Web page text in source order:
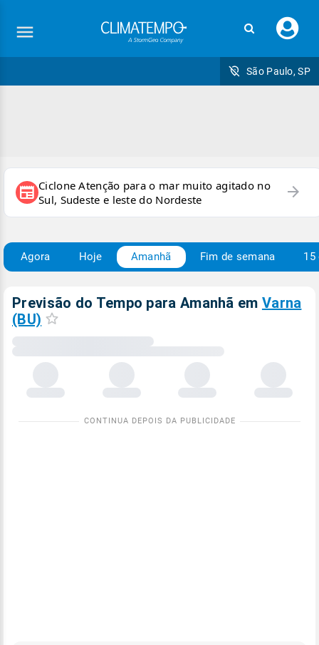
seu
São Paulo, SP
newspaper Ciclone Atenção para o mar muito agitado no
Sul, Sudeste e leste do Nordeste
arrow_forward
Agora Hoje Amanhã Fim de semana 15
Previsão do Tempo para Amanhã em Varna
(BU)
Carregando
dados
meteorológicos